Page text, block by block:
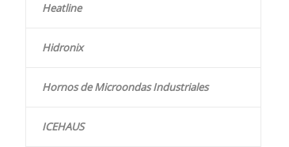
Heatline
Hidronix
Hornos de Microondas Industriales
ICEHAUS